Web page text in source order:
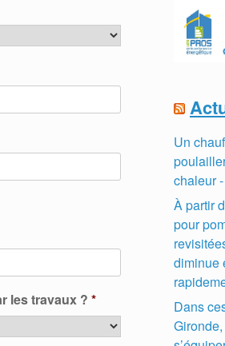
les travaux ? *
Un
chaleur
À partir
pour
diminue
Dans